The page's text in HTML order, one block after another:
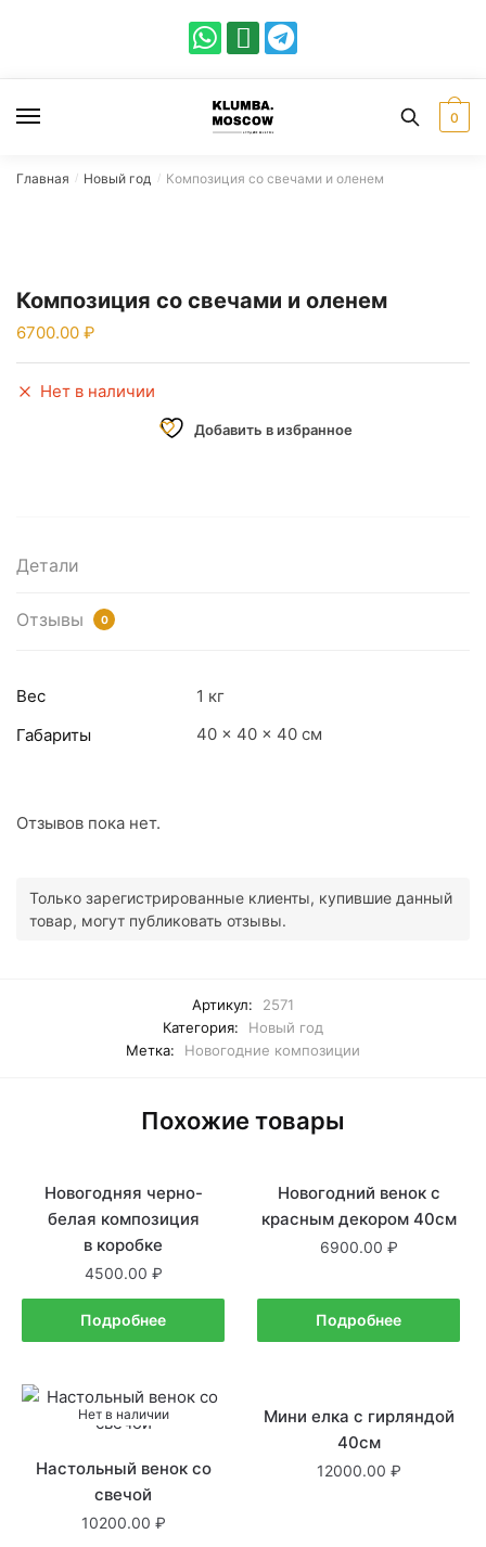
0
Главная / Новый год / Композиция со свечами и оленем
Композиция со свечами и оленем
6700.00
Нет в наличии
Добавить в избранное
Детали
Отзывы 0
Вес
1 кг
Габариты
40 × 40 × 40 см
Отзывов пока нет.
Только зарегистрированные клиенты, купившие данный
товар, могут публиковать отзывы.
Артикул:
2571
Категория:
Новый год
Метка:
Новогодние композиции
Похожие товары
Нет в наличии
Новогодняя черно-
белая композиция
в коробке
4500.00
Подробнее
Нет в наличии
Новогодний венок с
красным декором 40см
6900.00
Подробнее
Нет в наличии
Настольный венок со
свечой
10200.00
Нет в наличии
Мини елка с гирляндой
40см
12000.00